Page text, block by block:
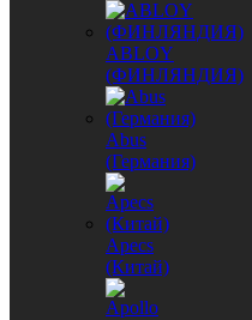
ABLOY
(ФИНЛЯНДИЯ)
Abus
(Германия)
Apecs
(Китай)